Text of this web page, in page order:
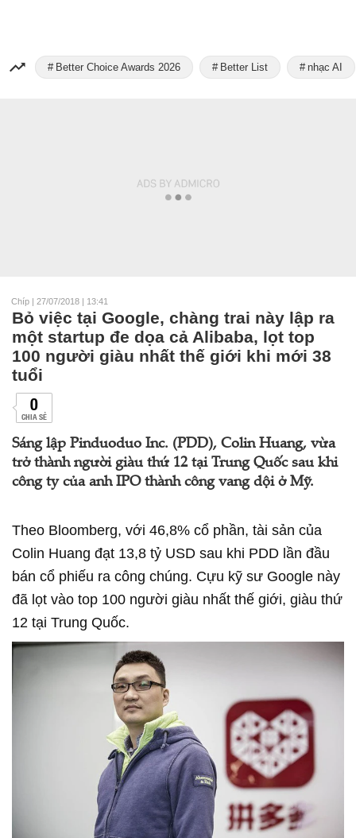
Better Choice Awards 2026 Better List nhạc AI
Chíp | 27/07/2018 | 13:41
Bỏ việc tại Google, chàng trai này lập ra
một startup đe dọa cả Alibaba, lọt top
100 người giàu nhất thế giới khi mới 38
tuổi
0
CHIA SẺ
Sáng lập Pinduoduo Inc. (PDD), Colin Huang, vừa
trở thành người giàu thứ 12 tại Trung Quốc sau khi
công ty của anh IPO thành công vang dội ở Mỹ.
Theo Bloomberg, với 46,8% cổ phần, tài sản của
Colin Huang đạt 13,8 tỷ USD sau khi PDD lần đầu
bán cổ phiếu ra công chúng. Cựu kỹ sư Google này
đã lọt vào top 100 người giàu nhất thế giới, giàu thứ
12 tại Trung Quốc.